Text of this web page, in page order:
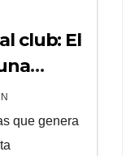
club: El
River
que genera